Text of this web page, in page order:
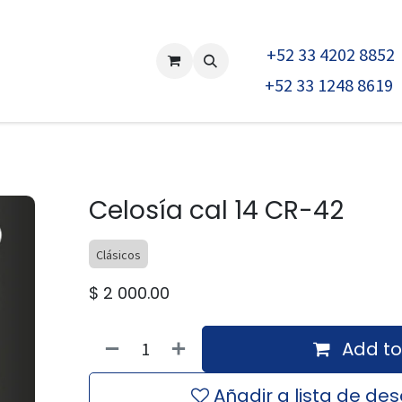
Productos Racks para
+52 33 4202 8852
+52 33 1248 8619
Celosía cal 14 CR-42
Clásicos
$ 2 000.00
Add
Añadir a lista de